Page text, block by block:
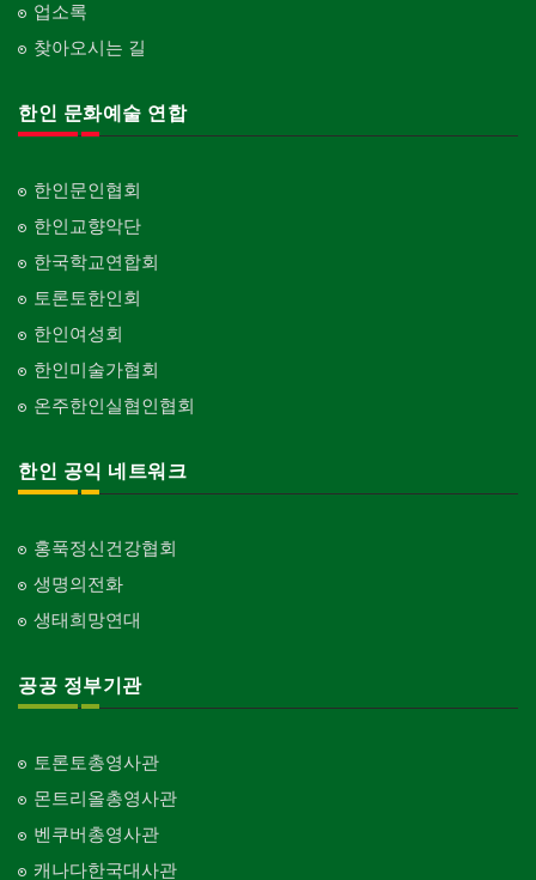
업소록
찾아오시는 길
한인 문화예술 연합
한인문인협회
한인교향악단
한국학교연합회
토론토한인회
한인여성회
한인미술가협회
온주한인실협인협회
한인 공익 네트워크
홍푹정신건강협회
생명의전화
생태희망연대
공공 정부기관
토론토총영사관
몬트리올총영사관
벤쿠버총영사관
캐나다한국대사관